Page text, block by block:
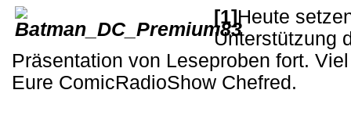
[1] Heute
Unterstützung
Präsentation von Leseproben fort.
Eure ComicRadioShow Chefred.